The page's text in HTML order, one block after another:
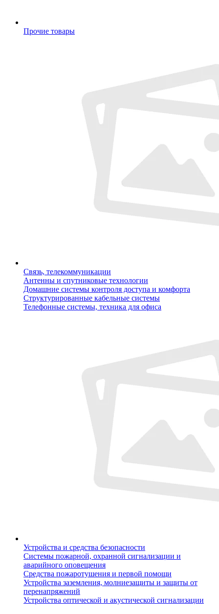
Прочие товары
Связь, телекоммуникации
Антенны и спутниковые технологии
Домашние системы контроля доступа и комфорта
Структурированные кабельные системы
Телефонные системы, техника для офиса
Устройства и средства безопасности
Системы пожарной, охранной сигнализации и
аварийного оповещения
Средства пожаротушения и первой помощи
Устройства заземления, молниезащиты и защиты от
перенапряжений
Устройства оптической и акустической сигнализации